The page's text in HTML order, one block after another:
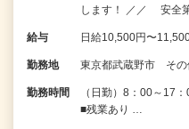
します！ ／／ 安全
給与 日給10,500円〜
勤務地 東京都武蔵野市 その
勤務時間
（日勤）8：00～17
■残業あり …